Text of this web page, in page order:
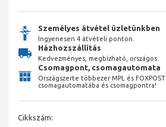
Személyes átvétel üzletünkben
Ingyenesen 4 átvételi ponton.
Házhozszállítás
Kedvezményes, megbízható, országos.
Csomagpont, csomagautomata
Országszerte többezer MPL és FOXPOST
csomagautomatába és csomagpontra!
Cikkszám: